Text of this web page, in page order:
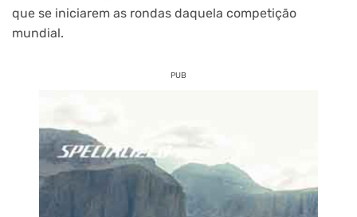
que se iniciarem as rondas daquela competição
mundial.
PUB